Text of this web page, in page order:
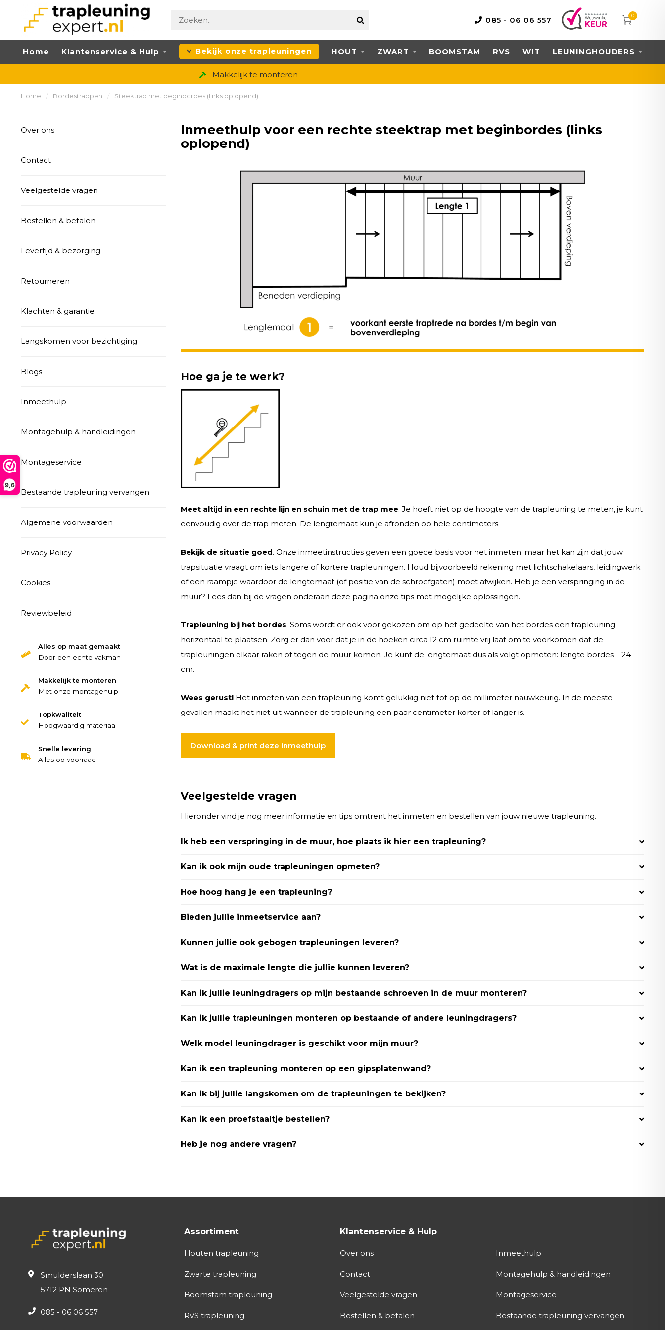
9,6
085 - 06 06 557 0
Home Klantenservice & Hulp Bekijk onze trapleuningen HOUT ZWART BOOMSTAM RVS WIT LEUNINGHOUDERS
Makkelijk te monteren
Home / Bordestrappen / Steektrap met beginbordes (links oplopend)
Over ons
Contact
Veelgestelde vragen
Bestellen & betalen
Levertijd & bezorging
Retourneren
Klachten & garantie
Langskomen voor bezichtiging
Blogs
Inmeethulp
Montagehulp & handleidingen
Montageservice
Bestaande trapleuning vervangen
Algemene voorwaarden
Privacy Policy
Cookies
Reviewbeleid
Alles op maat gemaakt
Door een echte vakman
Makkelijk te monteren
Met onze montagehulp
Topkwaliteit
Hoogwaardig materiaal
Snelle levering
Alles op voorraad
Inmeethulp voor een rechte steektrap met beginbordes (links
oplopend)
Hoe ga je te werk?
Meet altijd in een rechte lijn en schuin met de trap mee. Je hoeft niet op de hoogte van de trapleuning te meten, je kunt
eenvoudig over de trap meten. De lengtemaat kun je afronden op hele centimeters.
Bekijk de situatie goed. Onze inmeetinstructies geven een goede basis voor het inmeten, maar het kan zijn dat jouw
trapsituatie vraagt om iets langere of kortere trapleuningen. Houd bijvoorbeeld rekening met lichtschakelaars, leidingwerk
of een raampje waardoor de lengtemaat (of positie van de schroefgaten) moet afwijken. Heb je een verspringing in de
muur? Lees dan bij de vragen onderaan deze pagina onze tips met mogelijke oplossingen.
Trapleuning bij het bordes. Soms wordt er ook voor gekozen om op het gedeelte van het bordes een trapleuning
horizontaal te plaatsen. Zorg er dan voor dat je in de hoeken circa 12 cm ruimte vrij laat om te voorkomen dat de
trapleuningen elkaar raken of tegen de muur komen. Je kunt de lengtemaat dus als volgt opmeten: lengte bordes – 24
cm.
Wees gerust! Het inmeten van een trapleuning komt gelukkig niet tot op de millimeter nauwkeurig. In de meeste
gevallen maakt het niet uit wanneer de trapleuning een paar centimeter korter of langer is.
Download & print deze inmeethulp
Veelgestelde vragen
Hieronder vind je nog meer informatie en tips omtrent het inmeten en bestellen van jouw nieuwe trapleuning.
Ik heb een verspringing in de muur, hoe plaats ik hier een trapleuning?
Kan ik ook mijn oude trapleuningen opmeten?
Hoe hoog hang je een trapleuning?
Bieden jullie inmeetservice aan?
Kunnen jullie ook gebogen trapleuningen leveren?
Wat is de maximale lengte die jullie kunnen leveren?
Kan ik jullie leuningdragers op mijn bestaande schroeven in de muur monteren?
Kan ik jullie trapleuningen monteren op bestaande of andere leuningdragers?
Welk model leuningdrager is geschikt voor mijn muur?
Kan ik een trapleuning monteren op een gipsplatenwand?
Kan ik bij jullie langskomen om de trapleuningen te bekijken?
Kan ik een proefstaaltje bestellen?
Heb je nog andere vragen?
Smulderslaan 30
5712 PN Someren
085 - 06 06 557
Assortiment
Houten trapleuning
Zwarte trapleuning
Boomstam trapleuning
RVS trapleuning
Klantenservice & Hulp
Over ons
Contact
Veelgestelde vragen
Bestellen & betalen
Inmeethulp
Montagehulp & handleidingen
Montageservice
Bestaande trapleuning vervangen